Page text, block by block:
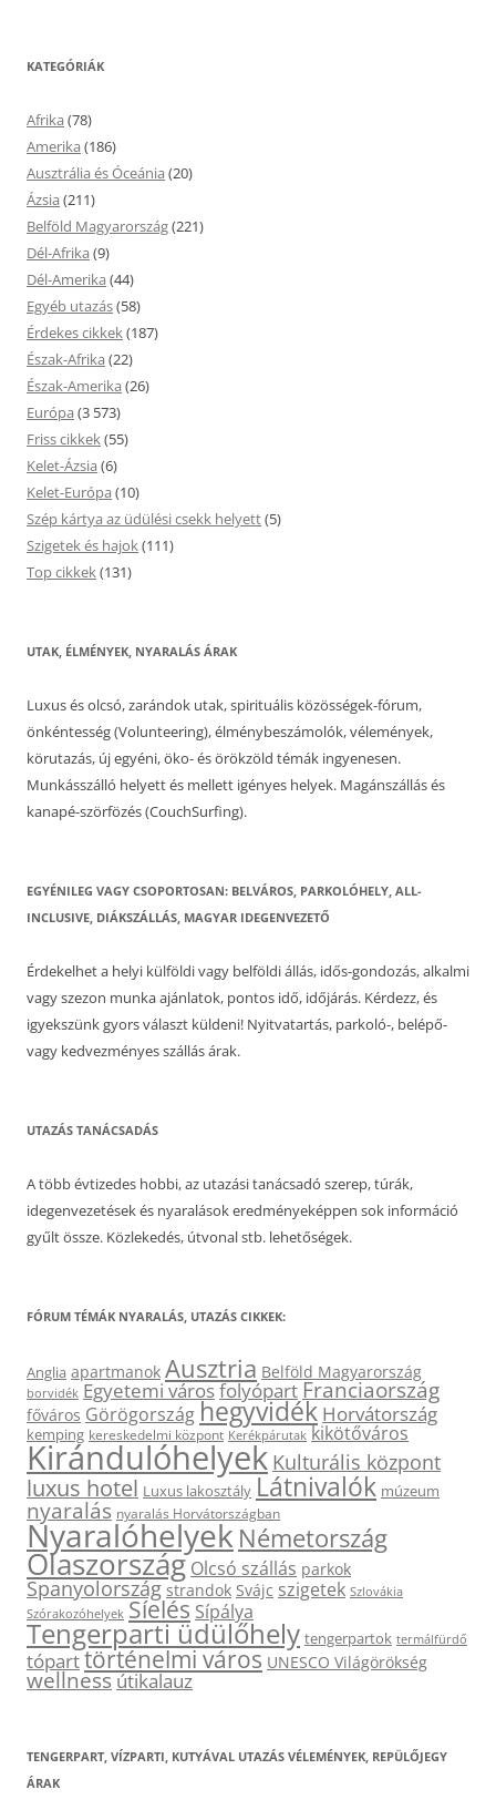
KATEGÓRIÁK
Afrika (78)
Amerika (186)
Ausztrália és Óceánia (20)
Ázsia (211)
Belföld Magyarország(221)
Dél-Afrika (9)
Dél-Amerika (44)
Egyéb utazás(58)
Érdekes cikkek(187)
Észak-Afrika (22)
Észak-Amerika (26)
Európa (3 573)
Friss cikkek(55)
Kelet-Ázsia (6)
Kelet-Európa (10)
Szép kártya az üdülési csekk helyett(5)
Szigetek és hajok(111)
Top cikkek(131)
UTAK, ÉLMÉNYEK, NYARALÁS ÁRAK
Luxus és olcsó, zarándok utak, spirituális közösségek-fórum,
önkéntesség (Volunteering), élménybeszámolók, vélemények,
körutazás, új egyéni, öko- és örökzöld témák ingyenesen.
Munkásszálló helyett és mellett igényes helyek. Magánszállás és
kanapé-szörfözés (CouchSurfing).
EGYÉNILEG VAGY CSOPORTOSAN: BELVÁROS, PARKOLÓHELY, ALL-
INCLUSIVE, DIÁKSZÁLLÁS, MAGYAR IDEGENVEZETŐ
Érdekelhet a helyi külföldi vagy belföldi állás, idős-gondozás, alkalmi
vagy szezon munka ajánlatok, pontos idő, időjárás. Kérdezz, és
igyekszünk gyors választ küldeni! Nyitvatartás, parkoló-, belépő-
vagy kedvezményes szállás árak.
UTAZÁS TANÁCSADÁS
A több évtizedes hobbi, az utazási tanácsadó szerep, túrák,
idegenvezetések és nyaralások eredményeképpen sok információ
gyűlt össze. Közlekedés, útvonal stb. lehetőségek.
FÓRUM TÉMÁK NYARALÁS, UTAZÁS CIKKEK:
Anglia apartmanok Ausztria Belföld Magyarország
borvidék Egyetemi városfolyópartFranciaország
főváros Görögországhegyvidék Horvátország
kemping kereskedelmi központ Kerékpárutak kikötőváros
Kirándulóhelyek Kulturális központ
luxus hotel Luxus lakosztály Látnivalók múzeum
nyaralás nyaralás Horvátországban
Nyaralóhelyek Németország
Olaszország Olcsó szállás parkok
Spanyolország strandok Svájc szigetek Szlovákia
Szórakozóhelyek Síelés Sípálya
Tengerparti üdülőhely tengerpartok termálfürdő
tóparttörténelmi város UNESCO Világörökség
wellnessútikalauz
TENGERPART, VÍZPARTI, KUTYÁVAL UTAZÁS VÉLEMÉNYEK, REPÜLŐJEGY
ÁRAK